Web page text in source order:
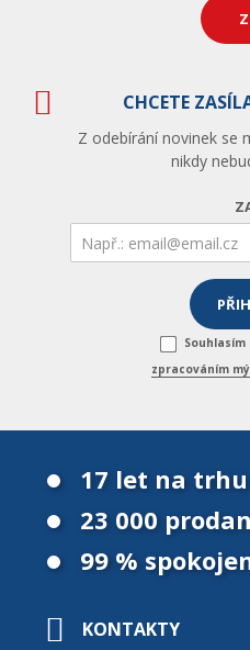
CHCETE
Z odebírání novinek se
nikdy
zpracováním
17 let na trhu
23 000
99 %
KONTAKTY